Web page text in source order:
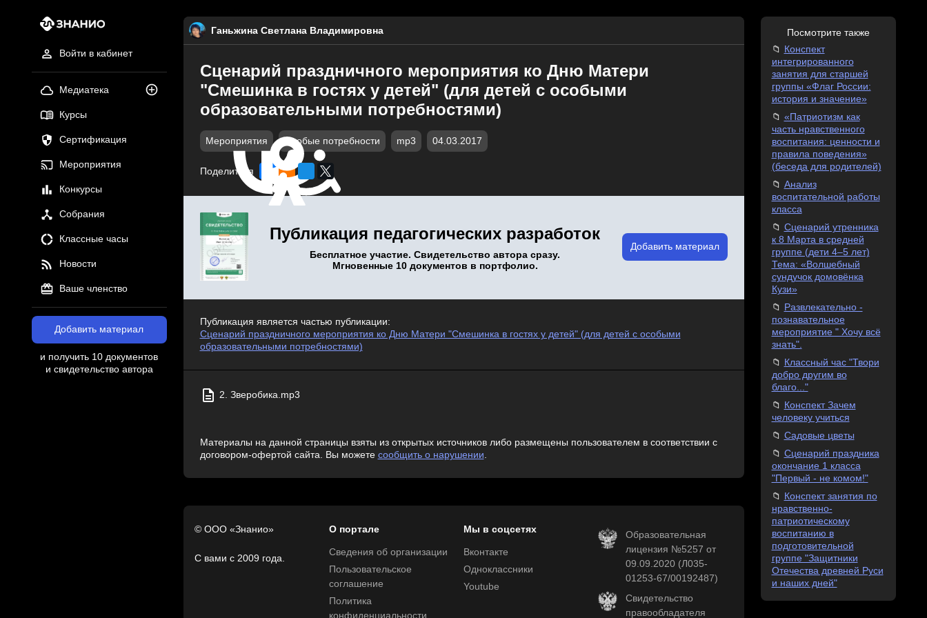
Войти в кабинет
Медиатека
Курсы
Сертификация
Мероприятия
Конкурсы
Собрания
Классные часы
Новости
Ваше членство
Добавить материал
и получить 10 документов
и свидетельство автора
Ганьжина Светлана Владимировна
Сценарий праздничного мероприятия ко Дню Матери
"Смешинка в гостях у детей" (для детей с особыми
образовательными потребностями)
Мероприятия Особые потребности mp3 04.03.2017
Поделиться
Публикация педагогических разработок
Бесплатное участие. Свидетельство автора сразу.
Мгновенные 10 документов в портфолио.
Добавить материал
Публикация является частью публикации:
Сценарий праздничного мероприятия ко Дню Матери "Смешинка в гостях у детей" (для детей с особыми
образовательными потребностями)
2. Зверобика.mp3
Материалы на данной страницы взяты из открытых источников либо размещены пользователем в соответствии с
договором-офертой сайта. Вы можете сообщить о нарушении.
© ООО «Знанио»
С вами с 2009 года.
О портале
Сведения об организации
Пользовательское
соглашение
Политика
конфиденциальности
Мы в соцсетях
Вконтакте
Одноклассники
Youtube
Образовательная
лицензия №5257 от
09.09.2020 (Л035-
01253-67/00192487)
Свидетельство
правообладателя
Посмотрите также
Конспект
интегрированного
занятия для старшей
группы «Флаг России:
история и значение»
«Патриотизм как
часть нравственного
воспитания: ценности и
правила поведения»
(беседа для родителей)
Анализ
воспитательной работы
класса
Сценарий утренника
к 8 Марта в средней
группе (дети 4–5 лет)
Тема: «Волшебный
сундучок домовёнка
Кузи»
Развлекательно -
познавательное
мероприятие " Хочу всё
знать".
Классный час "Твори
добро другим во
благо..."
Конспект Зачем
человеку учиться
Садовые цветы
Сценарий праздника
окончание 1 класса
"Первый - не комом!"
Конспект занятия по
нравственно-
патриотическому
воспитанию в
подготовительной
группе "Защитники
Отечества древней Руси
и наших дней"